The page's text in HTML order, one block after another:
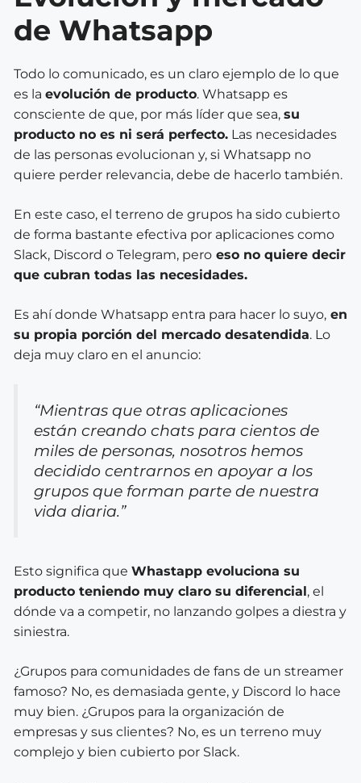
de Whatsapp
Todo lo comunicado, es un claro ejemplo de lo que
es la evolución de producto. Whatsapp es
consciente de que, por más líder que sea, su
producto no es ni será perfecto. Las necesidades
de las personas evolucionan y, si Whatsapp no
quiere perder relevancia, debe de hacerlo también.
En este caso, el terreno de grupos ha sido cubierto
de forma bastante efectiva por aplicaciones como
Slack, Discord o Telegram, pero eso no quiere decir
que cubran todas las necesidades.
Es ahí donde Whatsapp entra para hacer lo suyo, en
su propia porción del mercado desatendida. Lo
deja muy claro en el anuncio:
“Mientras que otras aplicaciones
están creando chats para cientos de
miles de personas, nosotros hemos
decidido centrarnos en apoyar a los
grupos que forman parte de nuestra
vida diaria.”
Esto significa que Whastapp evoluciona su
producto teniendo muy claro su diferencial, el
dónde va a competir, no lanzando golpes a diestra y
siniestra.
¿Grupos para comunidades de fans de un streamer
famoso? No, es demasiada gente, y Discord lo hace
muy bien. ¿Grupos para la organización de
empresas y sus clientes? No, es un terreno muy
complejo y bien cubierto por Slack.